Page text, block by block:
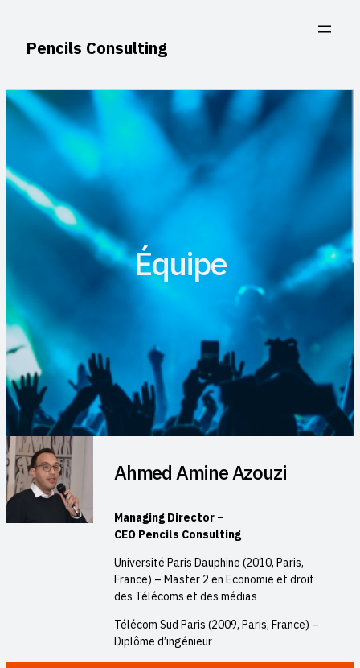
contenu
Pencils Consulting
Équipe
Ahmed Amine Azouzi
Managing Director –
CEO Pencils Consulting
Université Paris Dauphine (2010, Paris,
France) – Master 2 en Economie et droit
des Télécoms et des médias
Télécom Sud Paris (2009, Paris, France) –
Diplôme d’ingénieur